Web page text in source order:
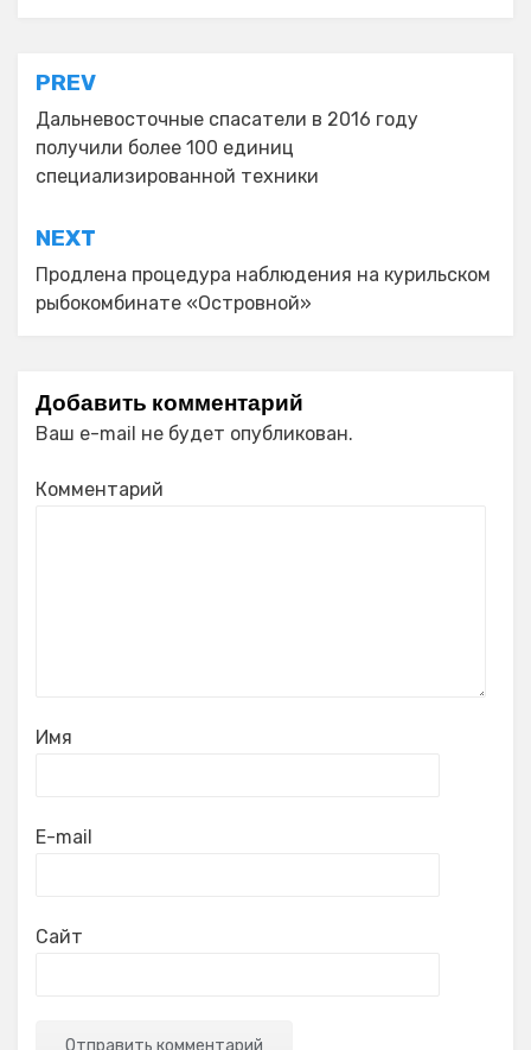
Навигация
по
записям
PREV
Дальневосточные спасатели в 2016 году
получили более 100 единиц
специализированной техники
NEXT
Продлена процедура наблюдения на курильском
рыбокомбинате «Островной»
Добавить комментарий
Ваш e-mail не будет опубликован.
Комментарий
Имя
E-mail
Сайт